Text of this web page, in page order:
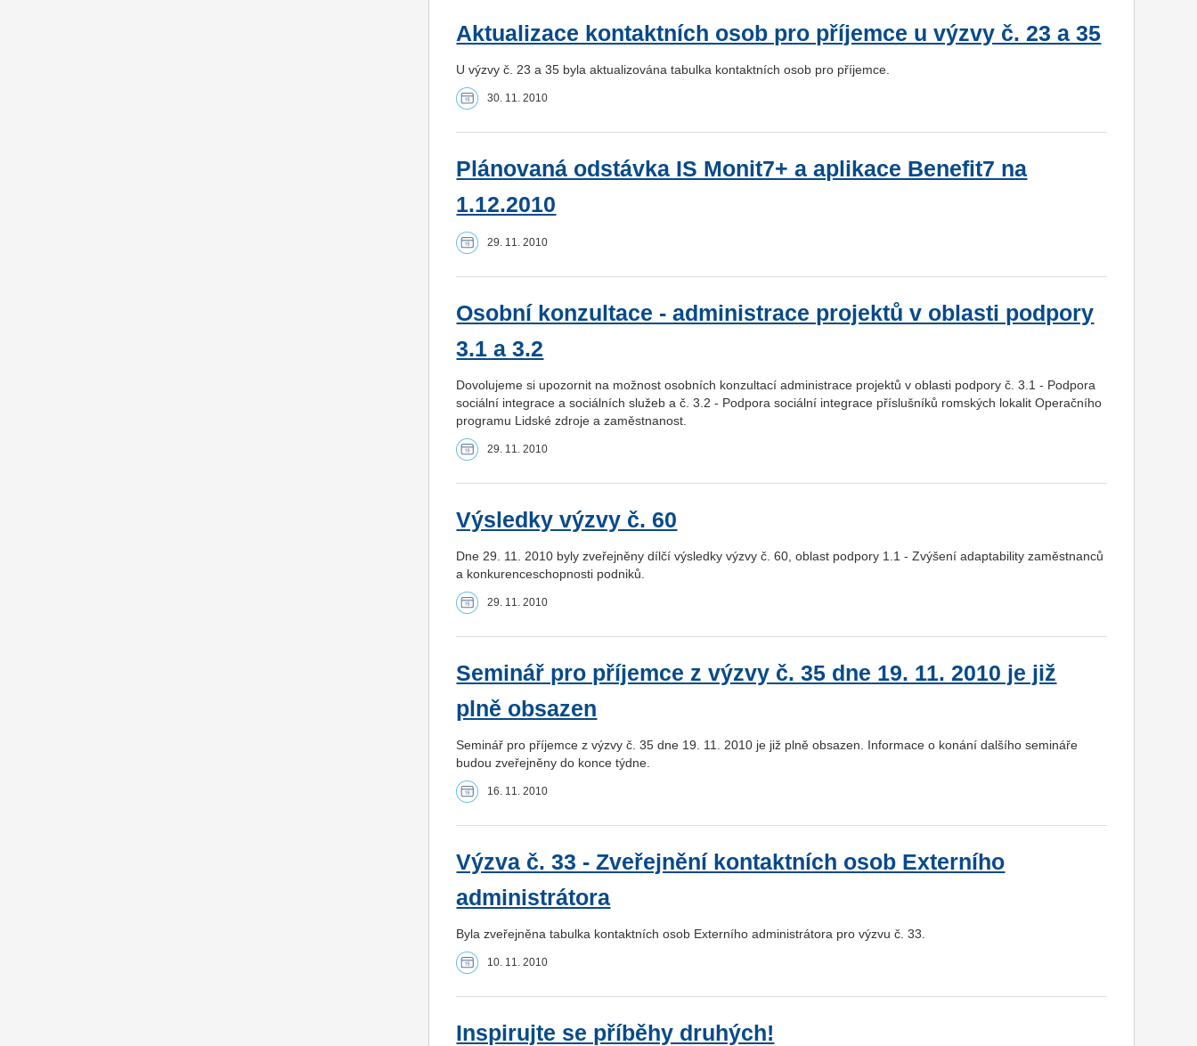
Aktualizace kontaktních osob pro příjemce u výzvy č. 23 a 35
U výzvy č. 23 a 35 byla aktualizována tabulka kontaktních osob pro příjemce.
30. 11. 2010
Plánovaná odstávka IS Monit7+ a aplikace Benefit7 na
1.12.2010
29. 11. 2010
Osobní konzultace - administrace projektů v oblasti podpory
3.1 a 3.2
Dovolujeme si upozornit na možnost osobních konzultací administrace projektů v oblasti podpory č. 3.1 - Podpora
sociální integrace a sociálních služeb a č. 3.2 - Podpora sociální integrace příslušníků romských lokalit Operačního
programu Lidské zdroje a zaměstnanost.
29. 11. 2010
Výsledky výzvy č. 60
Dne 29. 11. 2010 byly zveřejněny dílčí výsledky výzvy č. 60, oblast podpory 1.1 - Zvýšení adaptability zaměstnanců
a konkurenceschopnosti podniků.
29. 11. 2010
Seminář pro příjemce z výzvy č. 35 dne 19. 11. 2010 je již
plně obsazen
Seminář pro příjemce z výzvy č. 35 dne 19. 11. 2010 je již plně obsazen. Informace o konání dalšího semináře
budou zveřejněny do konce týdne.
16. 11. 2010
Výzva č. 33 - Zveřejnění kontaktních osob Externího
administrátora
Byla zveřejněna tabulka kontaktních osob Externího administrátora pro výzvu č. 33.
10. 11. 2010
Inspirujte se příběhy druhých!